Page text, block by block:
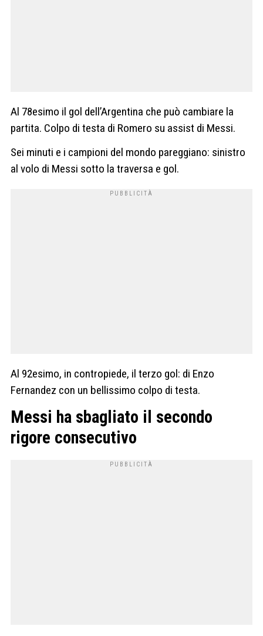
Al 78esimo il gol dell’Argentina che può cambiare la
partita. Colpo di testa di Romero su assist di Messi.
Sei minuti e i campioni del mondo pareggiano: sinistro
al volo di Messi sotto la traversa e gol.
Al 92esimo, in contropiede, il terzo gol: di Enzo
Fernandez con un bellissimo colpo di testa.
Messi ha sbagliato il secondo
rigore consecutivo